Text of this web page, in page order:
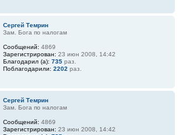
Сергей Темрин
Зам. Бога по налогам
Сообщений: 4869
Зарегистрирован: 23 июн 2008, 14:42
Благодарил (а): 735раз.
Поблагодарили: 2202 раз.
Сергей Темрин
Зам. Бога по налогам
Сообщений: 4869
Зарегистрирован: 23 июн 2008, 14:42